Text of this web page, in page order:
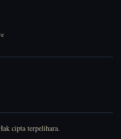
cipta terpelihara.